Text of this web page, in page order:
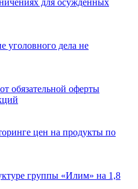
уголовного дела не
обязательной оферты
цен на продукты по
группы «Илим» на 1,8